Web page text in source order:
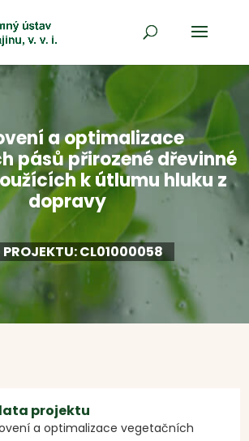
a optimalizace
pásů přirozené dřevinné
k útlumu hluku z
dopravy
PROJEKTU: CL01000058
projektu
a optimalizace vegetačních